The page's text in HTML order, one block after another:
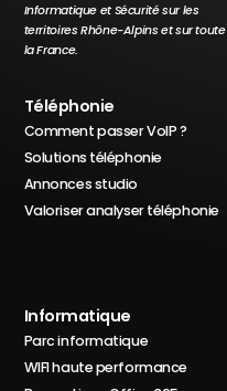
Informatique et Sécurité sur les
territoires Rhône-Alpins et sur toute
la France.
Téléphonie
Comment passer VoIP ?
Solutions téléphonie
Annonces studio
Valoriser analyser téléphonie
Informatique
Parc informatique
WIFI haute performance